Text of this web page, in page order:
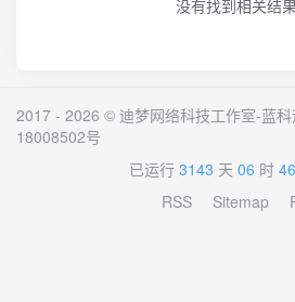
没有找到相关结
2017 - 2026 © 迪梦网络科技工作室-蓝科
18008502号
已运行 3143 天 06 时 46
RSS
Sitemap